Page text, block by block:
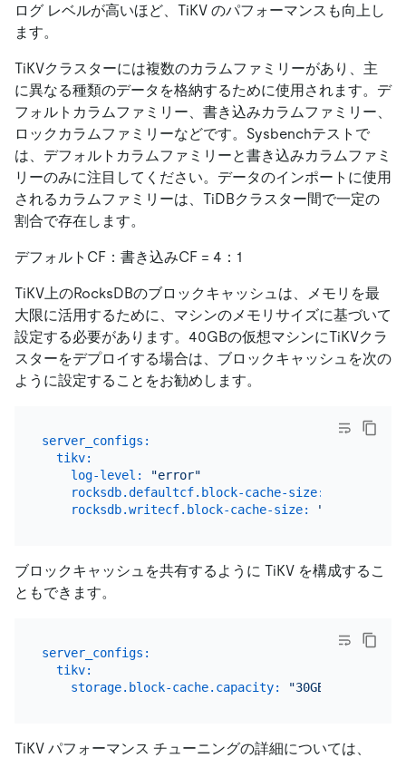
ログ レベルが高いほど、TiKV のパフォーマンスも向上し
ます。
TiKVクラスターには複数のカラムファミリーがあり、主
に異なる種類のデータを格納するために使用されます。デ
フォルトカラムファミリー、書き込みカラムファミリー、
ロックカラムファミリーなどです。Sysbenchテストで
は、デフォルトカラムファミリーと書き込みカラムファミ
リーのみに注目してください。データのインポートに使用
されるカラムファミリーは、TiDBクラスター間で一定の
割合で存在します。
デフォルトCF：書き込みCF = 4：1
TiKV上のRocksDBのブロックキャッシュは、メモリを最
大限に活用するために、マシンのメモリサイズに基づいて
設定する必要があります。40GBの仮想マシンにTiKVクラ
スターをデプロイする場合は、ブロックキャッシュを次の
ように設定することをお勧めします。
server_configs:
tikv:
log-level:
"error"
rocksdb.defaultcf.block-cache-size:
rocksdb.writecf.block-cache-size:
"6GB"
ブロックキャッシュを共有するように TiKV を構成するこ
ともできます。
server_configs:
tikv:
storage.block-cache.capacity:
"30GB"
TiKV パフォーマンス チューニングの詳細については、